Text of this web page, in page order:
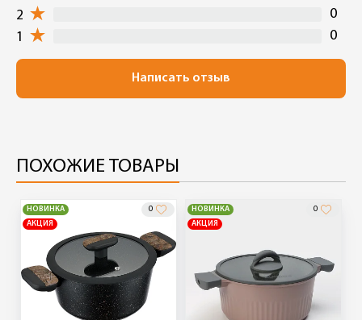
2
0
1
0
Написать отзыв
ПОХОЖИЕ ТОВАРЫ
НОВИНКА
АКЦИЯ
0
НОВИНКА
АКЦИЯ
0